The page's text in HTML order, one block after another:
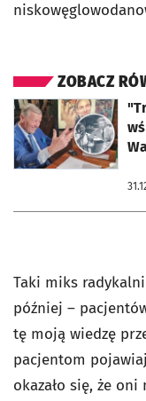
ZOBACZ
otworzy się w nowej karcie
Taki miks
później –
tę moją wiedzę
pacjentom
okazało się, że